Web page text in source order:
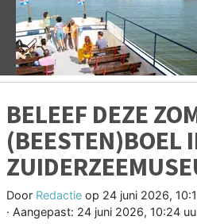
Vorige
BELEEF DEZE
(BEESTEN)BOEL
Door Redactie op 24 juni 2026,
· Aangepast: 24 juni 2026, 10:24